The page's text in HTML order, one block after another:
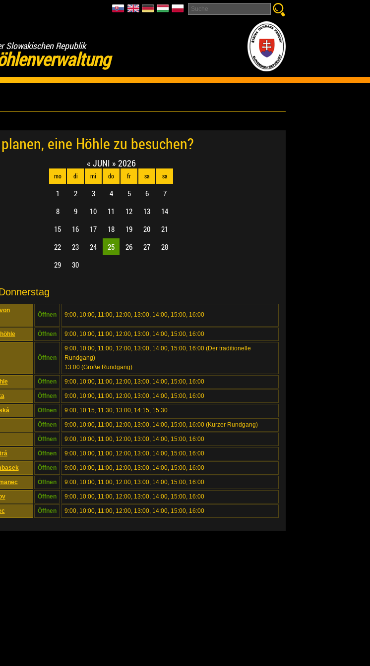
Slowakischen Republik
eine Höhle zu besuchen?
« JUNI » 2026
mo di mi do fr sa sa
1 2 3 4 5 6
7
8
9 10 11 12 13
14
15
16 17 18 19 20
21
22
23 24 25 26 27
28
29
30
Öffnen 9:00, 10:00, 11:00, 12:00, 13:00, 14:00, 15:00, 16:00
Öffnen 9:00, 10:00, 11:00, 12:00, 13:00, 14:00, 15:00, 16:00
Öffnen
9:00, 10:00, 11:00, 12:00, 13:00, 14:00, 15:00, 16:00 (Der traditionelle
Rundgang)
13:00 (Große Rundgang)
Öffnen 9:00, 10:00, 11:00, 12:00, 13:00, 14:00, 15:00, 16:00
Öffnen 9:00, 10:00, 11:00, 12:00, 13:00, 14:00, 15:00, 16:00
Öffnen 9:00, 10:15, 11:30, 13:00, 14:15, 15:30
Öffnen 9:00, 10:00, 11:00, 12:00, 13:00, 14:00, 15:00, 16:00 (Kurzer Rundgang)
Öffnen 9:00, 10:00, 11:00, 12:00, 13:00, 14:00, 15:00, 16:00
Öffnen 9:00, 10:00, 11:00, 12:00, 13:00, 14:00, 15:00, 16:00
Öffnen 9:00, 10:00, 11:00, 12:00, 13:00, 14:00, 15:00, 16:00
Öffnen 9:00, 10:00, 11:00, 12:00, 13:00, 14:00, 15:00, 16:00
Öffnen 9:00, 10:00, 11:00, 12:00, 13:00, 14:00, 15:00, 16:00
Öffnen 9:00, 10:00, 11:00, 12:00, 13:00, 14:00, 15:00, 16:00